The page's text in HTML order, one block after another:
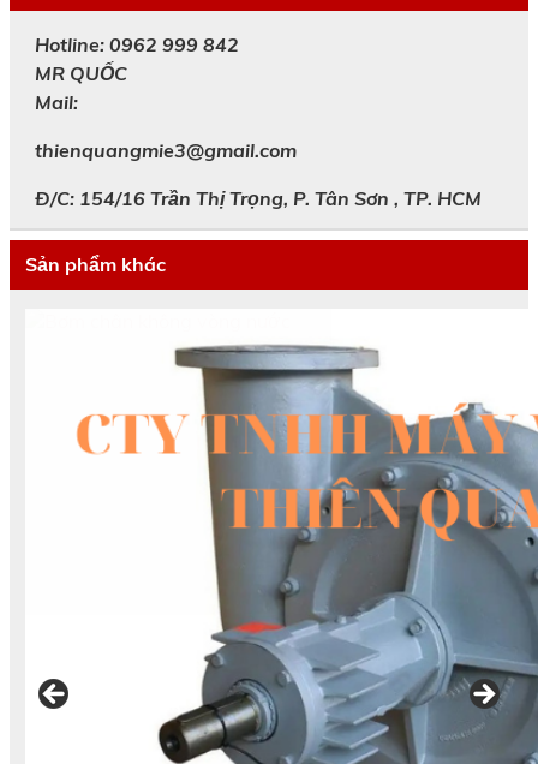
Hotline: 0962 999 842
MRQUỐC
Mail:
thienquangmie3@gmail.com
Đ/C: 154/16 Trần Thị Trọng, P. Tân Sơn , TP. HCM
Sản phẩm khác